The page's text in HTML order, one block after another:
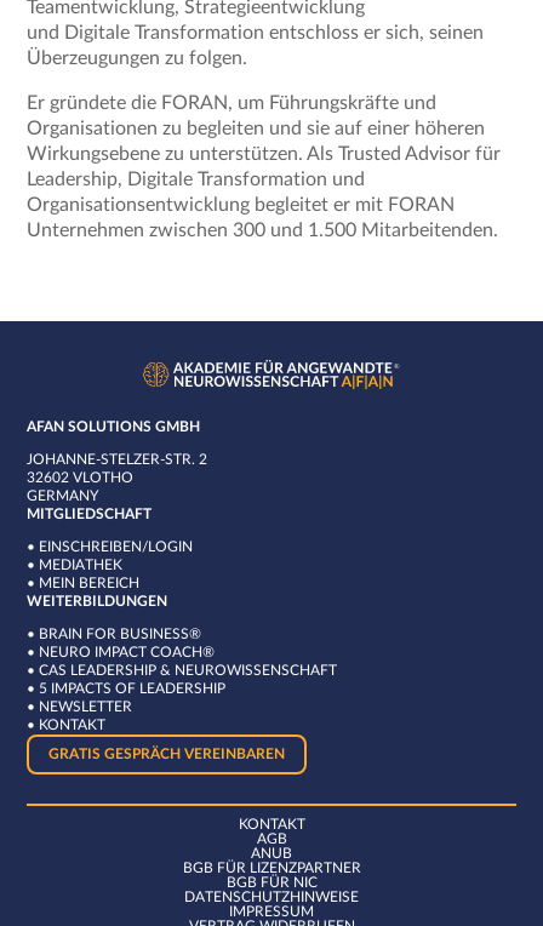
Teamentwicklung, Strategieentwicklung
und Digitale Transformation entschloss er sich, seinen
Überzeugungen zu folgen.
Er gründete die FORAN, um Führungskräfte und
Organisationen zu begleiten und sie auf einer höheren
Wirkungsebene zu unterstützen. Als Trusted Advisor für
Leadership, Digitale Transformation und
Organisationsentwicklung begleitet er mit FORAN
Unternehmen zwischen 300 und 1.500 Mitarbeitenden.
AFAN SOLUTIONS GMBH
JOHANNE-STELZER-STR. 2
32602 VLOTHO
GERMANY
MITGLIEDSCHAFT
• EINSCHREIBEN/LOGIN
• MEDIATHEK
• MEIN BEREICH
WEITERBILDUNGEN
• BRAIN FOR BUSINESS®
• NEURO IMPACT COACH®
•CAS LEADERSHIP & NEUROWISSENSCHAFT
• 5 IMPACTS OF LEADERSHIP
• NEWSLETTER
• KONTAKT
GRATIS GESPRÄCH VEREINBAREN
KONTAKT
AGB
ANUB
BGB FÜR LIZENZPARTNER
BGB FÜR NIC
DATENSCHUTZHINWEISE
IMPRESSUM